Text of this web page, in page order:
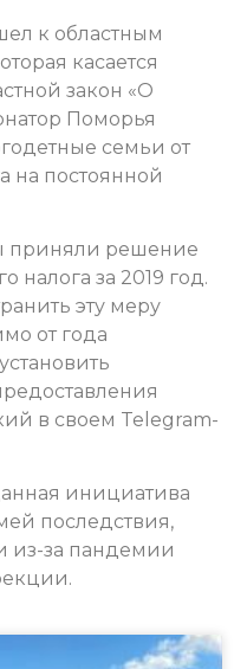
к областным
касается
закон «О
Поморья
семьи от
на постоянной
приняли решение
налога за 2019 год.
эту меру
от года
в своем Telegram-
инициатива
последствия,
из-за пандемии